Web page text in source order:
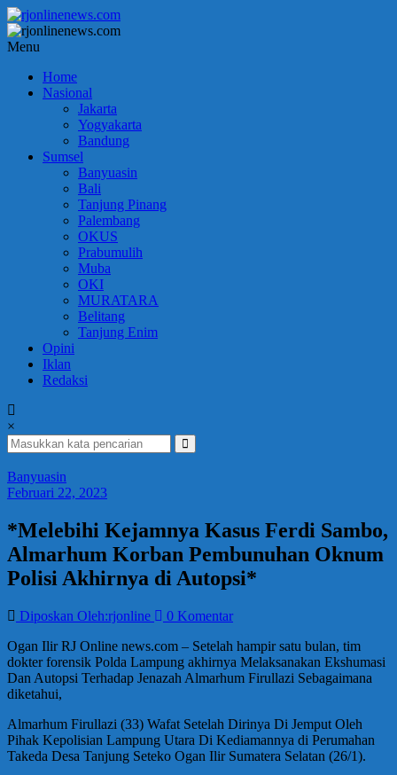
Lompat
ke
konten
rjonlinenews.com
Faktual
Berimbang
Terpercaya
Menu
Home
Nasional
Jakarta
Yogyakarta
Bandung
Sumsel
Banyuasin
Bali
Tanjung Pinang
Palembang
OKUS
Prabumulih
Muba
OKI
MURATARA
Belitang
Tanjung Enim
Opini
Iklan
Redaksi
×
Banyuasin
Februari 22, 2023
*Melebihi Kejamnya Kasus Ferdi Sambo,
Almarhum Korban Pembunuhan Oknum
Polisi Akhirnya di Autopsi*
Diposkan Oleh:rjonline
0 Komentar
Ogan Ilir RJ Online news.com – Setelah hampir satu bulan, tim
dokter forensik Polda Lampung akhirnya Melaksanakan Ekshumasi
Dan Autopsi Terhadap Jenazah Almarhum Firullazi Sebagaimana
diketahui,
Almarhum Firullazi (33) Wafat Setelah Dirinya Di Jemput Oleh
Pihak Kepolisian Lampung Utara Di Kediamannya di Perumahan
Takeda Desa Tanjung Seteko Ogan Ilir Sumatera Selatan (26/1).